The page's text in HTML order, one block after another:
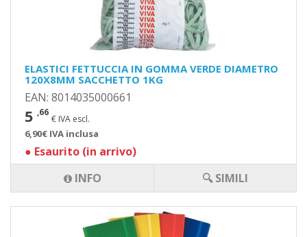
ELASTICI FETTUCCIA IN GOMMA VERDE DIAMETRO
120X8MM SACCHETTO 1KG
EAN: 8014035000661
5 ,66
€ IVA escl.
6,90€ IVA inclusa
● Esaurito (in arrivo)
INFO
🔍 SIMILI